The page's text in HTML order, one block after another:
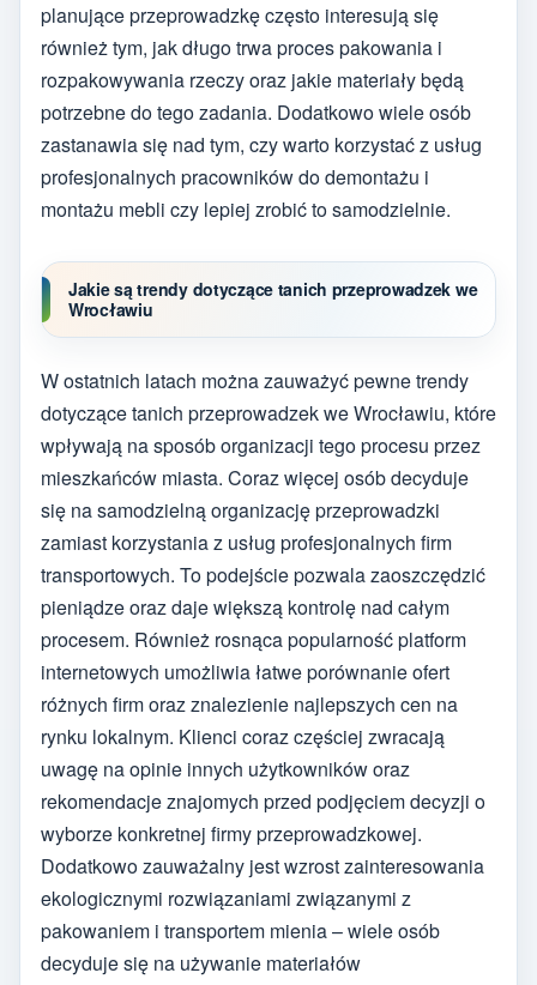
planujące przeprowadzkę często interesują się
również tym, jak długo trwa proces pakowania i
rozpakowywania rzeczy oraz jakie materiały będą
potrzebne do tego zadania. Dodatkowo wiele osób
zastanawia się nad tym, czy warto korzystać z usług
profesjonalnych pracowników do demontażu i
montażu mebli czy lepiej zrobić to samodzielnie.
Jakie są trendy dotyczące tanich przeprowadzek we
Wrocławiu
W ostatnich latach można zauważyć pewne trendy
dotyczące tanich przeprowadzek we Wrocławiu, które
wpływają na sposób organizacji tego procesu przez
mieszkańców miasta. Coraz więcej osób decyduje
się na samodzielną organizację przeprowadzki
zamiast korzystania z usług profesjonalnych firm
transportowych. To podejście pozwala zaoszczędzić
pieniądze oraz daje większą kontrolę nad całym
procesem. Również rosnąca popularność platform
internetowych umożliwia łatwe porównanie ofert
różnych firm oraz znalezienie najlepszych cen na
rynku lokalnym. Klienci coraz częściej zwracają
uwagę na opinie innych użytkowników oraz
rekomendacje znajomych przed podjęciem decyzji o
wyborze konkretnej firmy przeprowadzkowej.
Dodatkowo zauważalny jest wzrost zainteresowania
ekologicznymi rozwiązaniami związanymi z
pakowaniem i transportem mienia – wiele osób
decyduje się na używanie materiałów